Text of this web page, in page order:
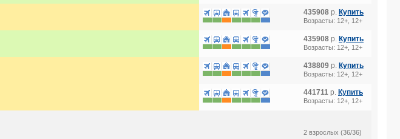
435908 р. Купить
Возрасты: 12+, 12+
435908 р. Купить
Возрасты: 12+, 12+
438809 р. Купить
Возрасты: 12+, 12+
441711 р. Купить
Возрасты: 12+, 12+
2 взрослых (36/36)